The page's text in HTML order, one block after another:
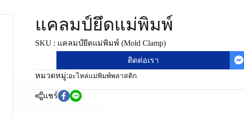
แคลมป์ยึดแม่พิมพ์
SKU : แคลมป์ยึดแม่พิมพ์ (Mold Clamp)
ติดต่อเรา
หมวดหมู่:อะไหล่แม่พิมพ์พลาสติก
แชร์